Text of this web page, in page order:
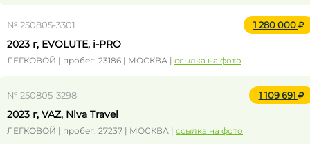
№ 250805-3301 1 280 000
2023 г, EVOLUTE, i-PRO
ЛЕГКОВОЙ | пробег: 23186 | МОСКВА | ссылка на фото
№ 250805-3298 1 109 691
2023 г, VAZ, Niva Travel
ЛЕГКОВОЙ | пробег: 27237 | МОСКВА | ссылка на фото